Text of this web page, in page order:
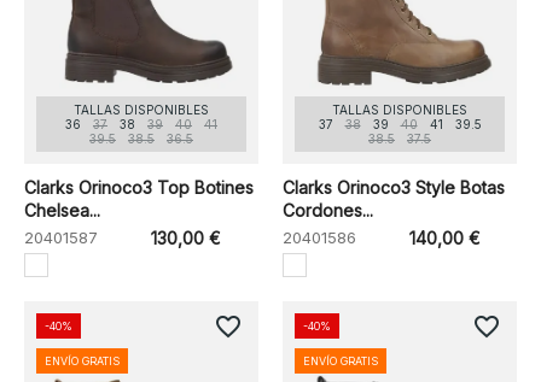
TALLAS DISPONIBLES
36
37 38 39 40
41
39.5
38.5 36.5
Clarks Orinoco3 Top Botines
Chelsea...
20401587 130,00 €
TALLAS DISPONIBLES
37
38 39 40 41
39.5
38.5
37.5
Clarks Orinoco3 Style Botas
Cordones...
20401586 140,00 €
-40%
ENVÍO GRATIS
favorite_border -40%
ENVÍO GRATIS
favorite_border